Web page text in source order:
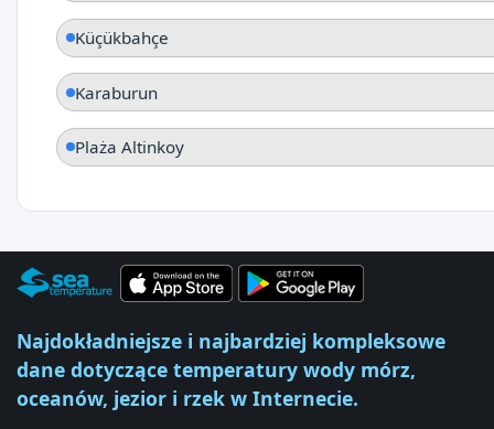
Küçükbahçe
Karaburun
Plaża Altinkoy
Najdokładniejsze i najbardziej kompleksowe
dane dotyczące temperatury wody mórz,
oceanów, jezior i rzek w Internecie.